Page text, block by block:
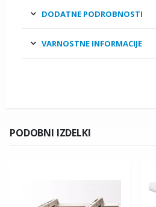
DODATNE PODROBNOSTI
VARNOSTNE INFORMACIJE
PODOBNI IZDELKI